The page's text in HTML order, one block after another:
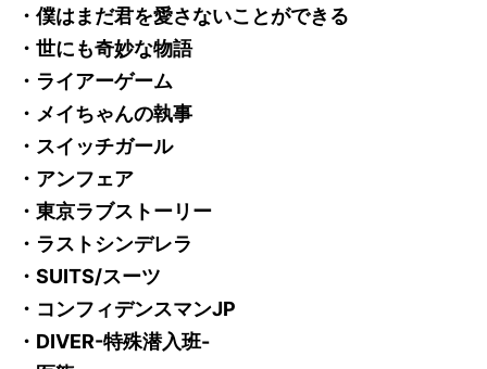
・僕はまだ君を愛さないことができる
・世にも奇妙な物語
・ライアーゲーム
・メイちゃんの執事
・スイッチガール
・アンフェア
・東京ラブストーリー
・ラストシンデレラ
・SUITS/スーツ
・コンフィデンスマンJP
・DIVER-特殊潜入班-